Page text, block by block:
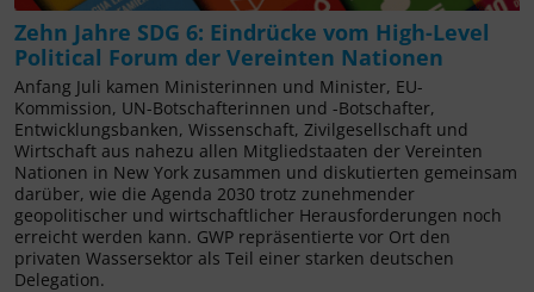
Zehn Jahre SDG 6: Eindrücke vom High-Level
Political Forum der Vereinten Nationen
Anfang Juli kamen Ministerinnen und Minister, EU-
Kommission, UN-Botschafterinnen und -Botschafter,
Entwicklungsbanken, Wissenschaft, Zivilgesellschaft und
Wirtschaft aus nahezu allen Mitgliedstaaten der Vereinten
Nationen in New York zusammen und diskutierten gemeinsam
darüber, wie die Agenda 2030 trotz zunehmender
geopolitischer und wirtschaftlicher Herausforderungen noch
erreicht werden kann. GWP repräsentierte vor Ort den
privaten Wassersektor als Teil einer starken deutschen
Delegation.